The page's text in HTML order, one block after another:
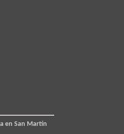
en San Martín